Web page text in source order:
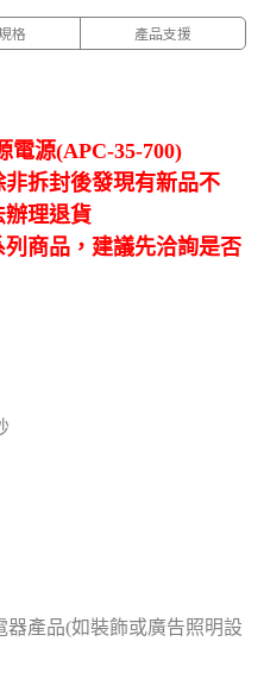
格 產品支援
電源(APC-35-700)
拆封後發現有新品不
辦理退貨
商品，建議先洽詢是否
產品(如裝飾或廣告照明設